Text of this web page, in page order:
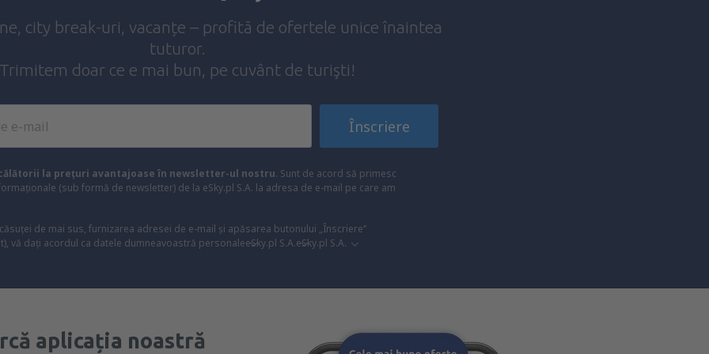
city break-uri, vacanțe – profită de ofertele unice înaintea
tuturor.
Trimitem doar ce e mai bun, pe cuvânt de turişti!
Înscriere
la prețuri avantajoase în newsletter-ul nostru. Sunt de acord să primesc
(sub formă de newsletter) de la eSky.pl S.A. la adresa de e-mail pe care am
de mai sus, furnizarea adresei de e-mail și apăsarea butonului „Înscriere”
vă dați acordul ca datele dumneavoastră personaleeSky.pl S.A.eSky.pl S.A.
aplicația noastră